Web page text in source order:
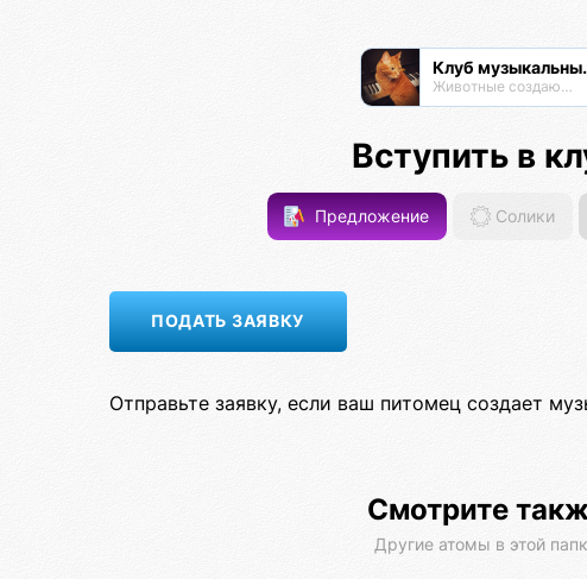
Клуб
Животные создают музыку
Вступить в
Предложение Солики
Отправьте заявку, если ваш питомец создает
Смотрите
Другие атомы в этой